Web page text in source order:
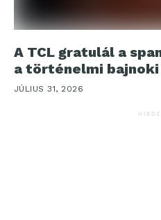
A TCL gratulál a
a történelmi bajnoki
JÚLIUS 31, 2026